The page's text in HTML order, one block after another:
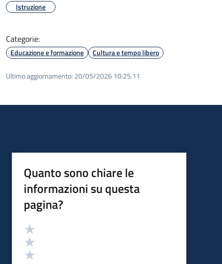
Istruzione
Categorie:
Educazione e formazione Cultura e tempo libero
Ultimo aggiornamento: 20/05/2026 10:25.11
Quanto sono chiare le
informazioni su questa
pagina?
Valutazione